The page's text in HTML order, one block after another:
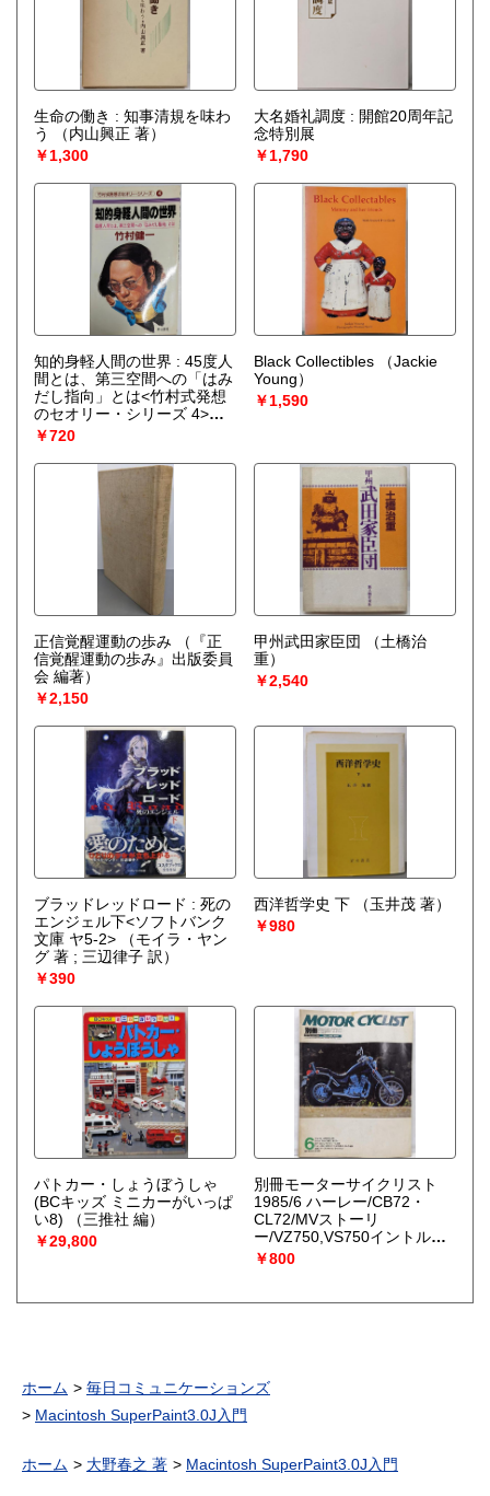
生命の働き : 知事清規を味わ
う
（内山興正 著）
￥1,300
大名婚礼調度 : 開館20周年記
念特別展
￥1,790
知的身軽人間の世界 : 45度人
間とは、第三空間への「はみ
だし指向」とは<竹村式発想
のセオリー・シリーズ 4>
（竹村健一 著）
￥720
Black Collectibles
（Jackie
Young）
￥1,590
正信覚醒運動の歩み
（『正
信覚醒運動の歩み』出版委員
会 編著）
￥2,150
甲州武田家臣団
（土橋治
重）
￥2,540
ブラッドレッドロード : 死の
エンジェル下<ソフトバンク
文庫 ヤ5-2>
（モイラ・ヤン
グ 著 ; 三辺律子 訳）
￥390
西洋哲学史 下
（玉井茂 著）
￥980
パトカー・しょうぼうしゃ
(BCキッズ ミニカーがいっぱ
い8)
（三推社 編）
￥29,800
別冊モーターサイクリスト
1985/6 ハーレー/CB72・
CL72/MVストーリ
ー/VZ750,VS750イントルー
ダー,XV750ビラーゴ,NV750 /
￥800
ホーム
毎日コミュニケーションズ
Macintosh SuperPaint3.0J入門
ホーム 大野春之 著 Macintosh SuperPaint3.0J入門